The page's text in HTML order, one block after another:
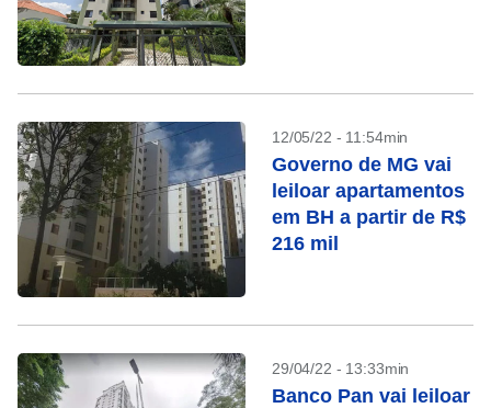
12/05/22 - 11:54min
Governo de MG vai
leiloar apartamentos
em BH a partir de R$
216 mil
29/04/22 - 13:33min
Banco Pan vai leiloar